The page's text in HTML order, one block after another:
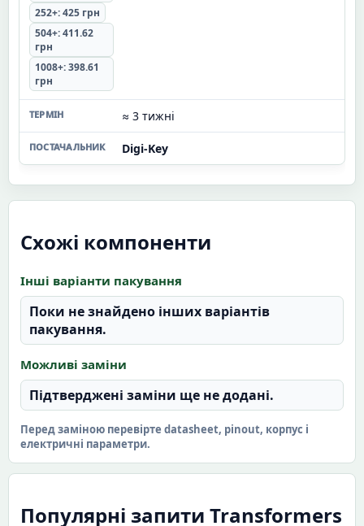
252+: 425 грн
504+: 411.62
грн
1008+: 398.61
грн
≈ 3 тижні
Digi-Key
Схожі компоненти
Інші варіанти пакування
Поки не знайдено інших варіантів
пакування.
Можливі заміни
Підтверджені заміни ще не додані.
Перед заміною перевірте datasheet, pinout, корпус і
електричні параметри.
Популярні запити Transformers